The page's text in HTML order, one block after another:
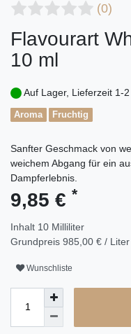
(0)
Flavourart
10 ml
Auf Lager, Lieferzeit 1-
Aroma Fruchtig
Sanfter Geschmack von
weichem Abgang für ein
Dampferlebnis.
9,85 € *
Inhalt 10 Milliliter
Grundpreis 985,00 € / Liter
Wunschliste